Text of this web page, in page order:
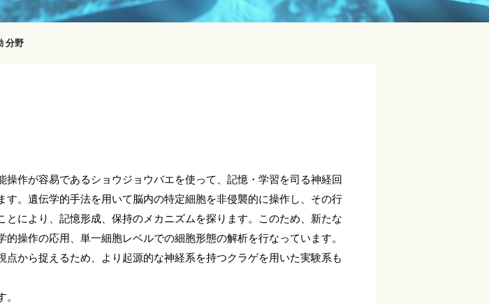
分野
作が容易であるショウジョウバエを使って、記憶・学習を司る神経回
す。遺伝学的手法を用いて脳内の特定細胞を非侵襲的に操作し、その行
とにより、記憶形成、保持のメカニズムを探ります。このため、新たな
操作の応用、単一細胞レベルでの細胞形態の解析を行なっています。
点から捉えるため、より起源的な神経系を持つクラゲを用いた実験系も
。